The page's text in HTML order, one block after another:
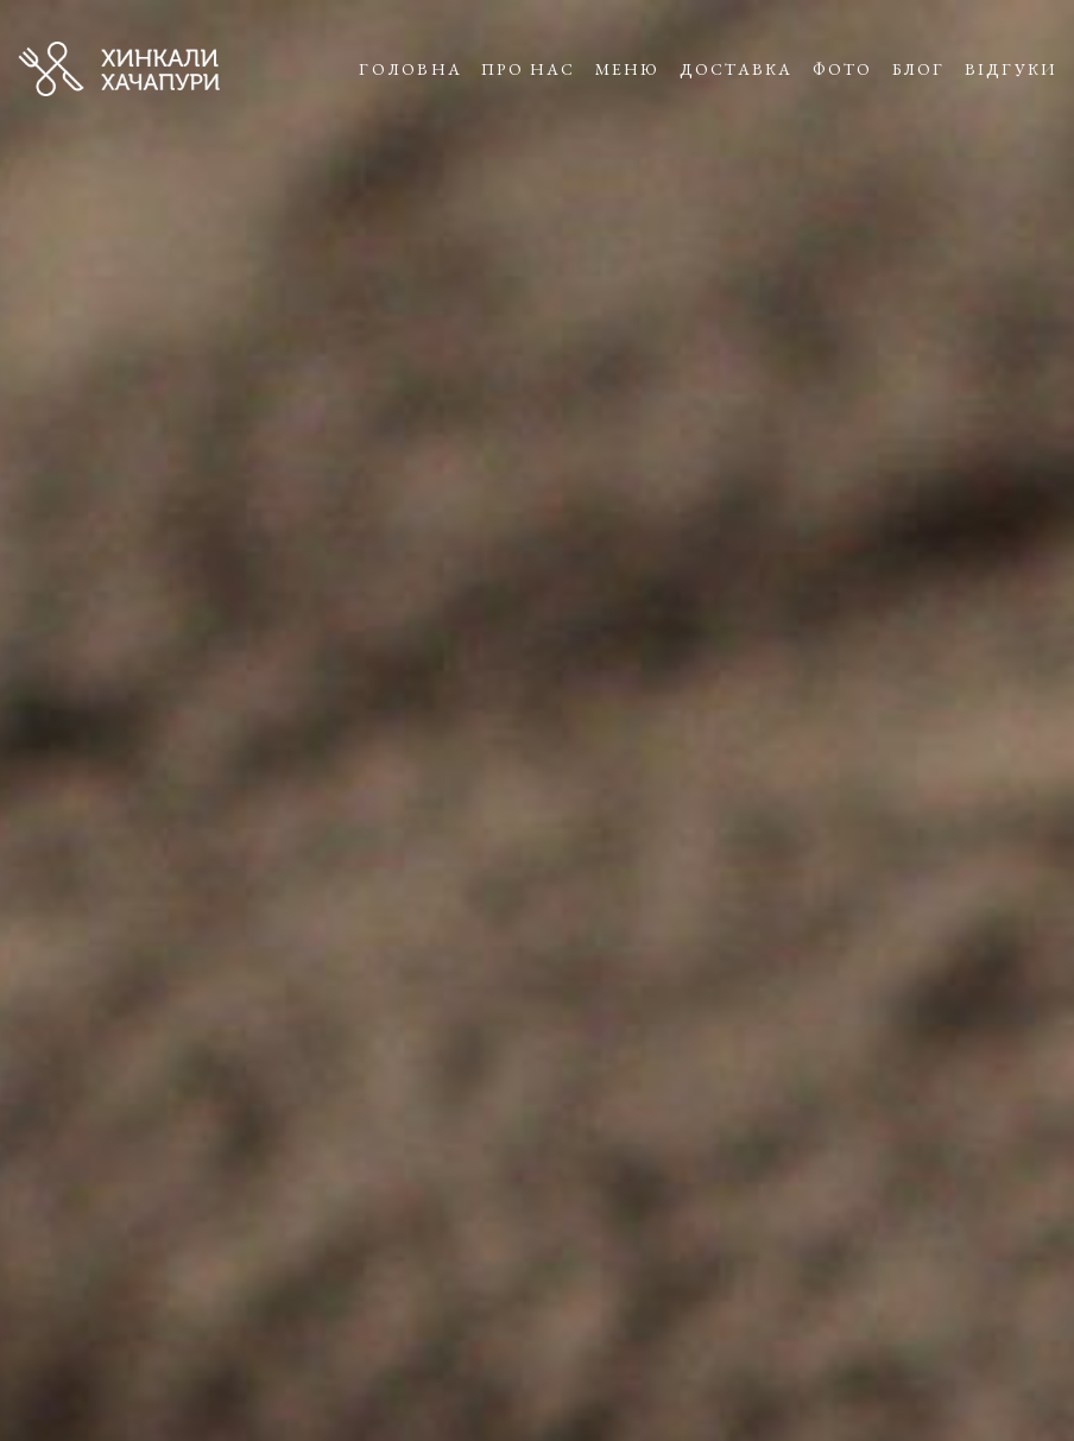
ГОЛОВНА ПРО НАС МЕНЮ ДОСТАВКА ФОТО БЛОГ ВІДГУКИ